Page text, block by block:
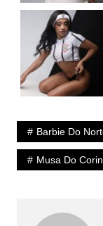
Barbie Do
Musa Do